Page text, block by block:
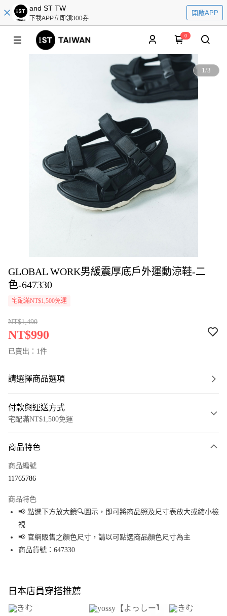
and ST TW
下載APP立即領300券
開啟APP
0
1/3
GLOBAL WORK男緩震厚底戶外運動涼鞋-二
色-647330
宅配滿NT$1,500免運
NT$1,490
NT$990
已賣出：1件
請選擇商品選項
付款與運送方式
宅配滿NT$1,500免運
信用卡一次付款
街口支付
悠遊付
Google Pay
大哥付你分期
相關說明
【大哥付你分期使用說明】
商品特色
商品編號
11765786
商品特色
📢 點選下方放大鏡🔍圖示，即可將商品照及尺寸表放大或縮小檢
視
📢 官網販售之顏色尺寸，請以可點選商品顏色尺寸為主
商品貨號：647330
日本店員穿搭推薦